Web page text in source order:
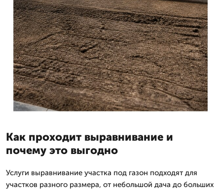
Как проходит выравнивание и
почему это выгодно
Услуги выравнивание участка под газон подходят для
участков разного размера, от небольшой дача до больших